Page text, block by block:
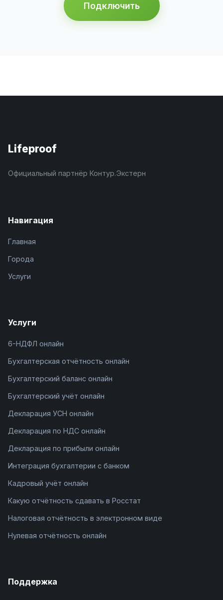
Подключить
Lifeproof
Официальный партнёр Контур.Экстерн
Навигация
Главная
Города
Услуги
Услуги
6-НДФЛ онлайн
Бухгалтерская отчётность онлайн
Бухгалтерский баланс онлайн
Бухгалтерский учёт онлайн
Декларация УСН онлайн
Декларация по НДС онлайн
Декларация по прибыли онлайн
Интеграция бухгалтерии с банком
Кадровый учёт онлайн
Какую отчётность сдавать в Росстат
Налоговая отчётность в электронном виде
Нулевая отчётность онлайн
Поддержка